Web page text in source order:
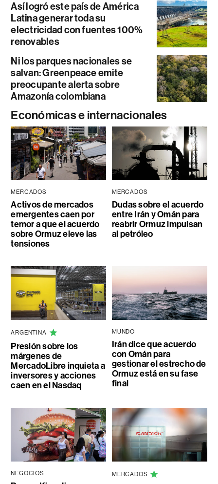
Así logró este país de América
Latina generar toda su
electricidad con fuentes 100%
renovables
Ni los parques nacionales se
salvan: Greenpeace emite
preocupante alerta sobre
Amazonía colombiana
Económicas e internacionales
MERCADOS
Activos de mercados
emergentes caen por
temor a que el acuerdo
sobre Ormuz eleve las
tensiones
MERCADOS
Dudas sobre el acuerdo
entre Irán y Omán para
reabrir Ormuz impulsan
al petróleo
ARGENTINA
Presión sobre los
márgenes de
MercadoLibre inquieta a
inversores y acciones
caen en el Nasdaq
MUNDO
Irán dice que acuerdo
con Omán para
gestionar el estrecho de
Ormuz está en su fase
final
NEGOCIOS MERCADOS